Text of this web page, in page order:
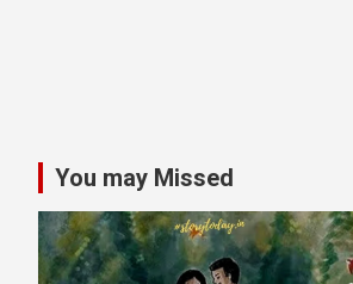
You may Missed